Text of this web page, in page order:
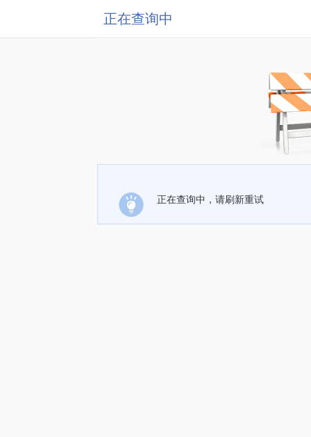
正在查询中
正在查询中，请刷新重试